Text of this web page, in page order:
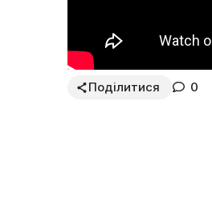
Поділитися 0